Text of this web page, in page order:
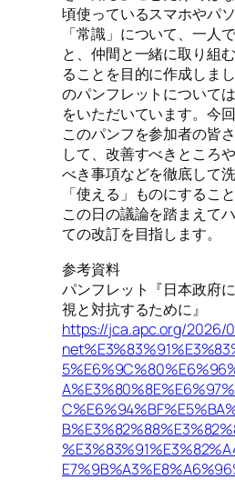
頃使っているスマホやパ
「常識」について、一人
と、仲間と一緒に取り組
ることを目的に作成しま
のパンフレットについて
をいただいています。今
このパンフを参加者の皆
して、改善すべきところ
べき事項などを徹底して
「使える」ものにするこ
この日の議論を踏まえて
ての改訂を目指します。
参考資料
パンフレット『日本政府
視と対抗するために』
https://jca.apc.org/2026/